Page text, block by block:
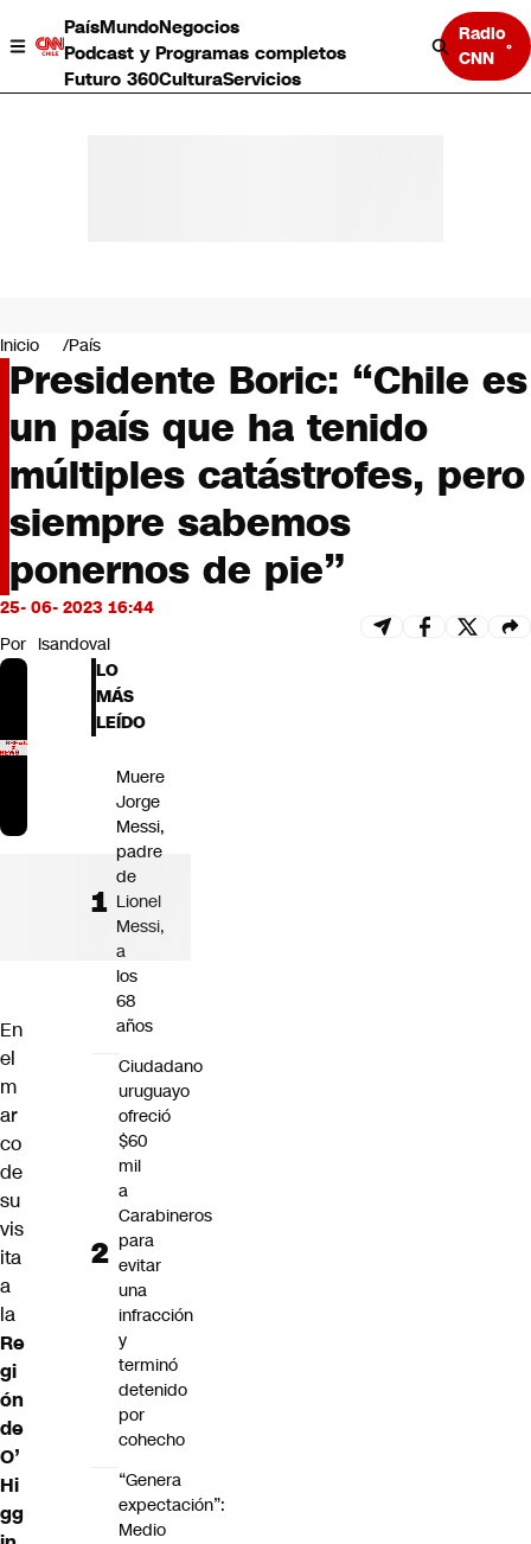
PaísMundoNegocios
Podcast y Programas completos
Futuro 360CulturaServicios
Radio
CNN
Negocios
Deportes
Programas completos
Cultura
Servicios
Bits
CNN tiempo
Futuro 360
Opinión
Inicio País
Presidente Boric: “Chile es
un país que ha tenido
múltiples catástrofes, pero
siempre sabemos
ponernos de pie”
25- 06- 2023 16:44
Por lsandoval
En
el
m
ar
co
de
su
vis
ita
a
la
Re
gi
ón
de
O’
Hi
gg
LO
MÁS
LEÍDO
Muere
Jorge
Messi,
padre
de
Lionel
Messi,
a
los
68
años
Ciudadano
uruguayo
ofreció
$60
mil
a
Carabineros
para
evitar
una
infracción
y
terminó
detenido
por
cohecho
“Genera
expectación”:
Medio